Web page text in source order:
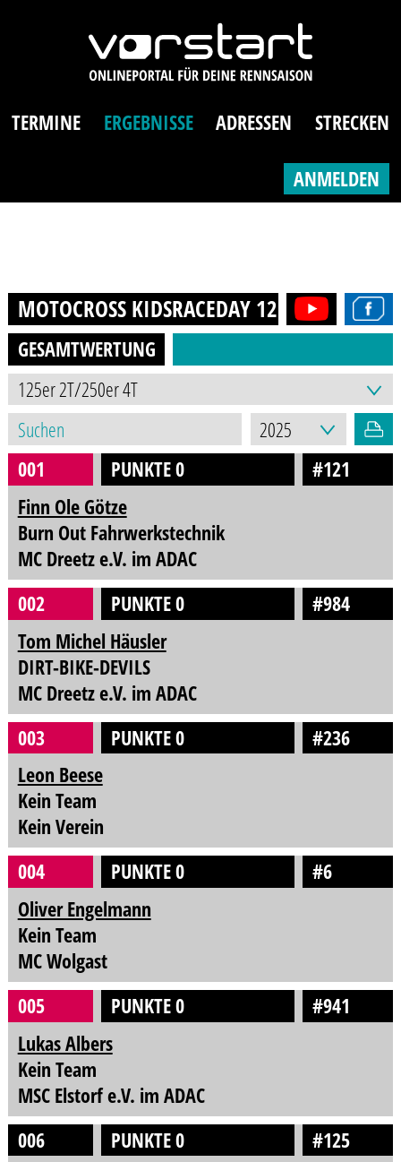
TERMINE ERGEBNISSE ADRESSEN STRECKEN
ANMELDEN
MOTOCROSS KIDSRACEDAY 125ER/250ER
GESAMTWERTUNG
001 PUNKTE 0
#121
Finn Ole Götze
Burn Out Fahrwerkstechnik
MC Dreetz e.V. im ADAC
002
PUNKTE 0
#984
Tom Michel Häusler
DIRT-BIKE-DEVILS
MC Dreetz e.V. im ADAC
003
PUNKTE 0
#236
Leon Beese
Kein Team
Kein Verein
004
PUNKTE 0
#6
Oliver Engelmann
Kein Team
MC Wolgast
005
PUNKTE 0
#941
Lukas Albers
Kein Team
MSC Elstorf e.V. im ADAC
006
PUNKTE 0
#125